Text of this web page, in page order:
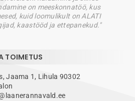
on meeskonnatöö, kus
kuid loomulikult on ALATI
kaastööd ja ettepanekud."
TOIMETUS
Jaama 1, Lihula 90302